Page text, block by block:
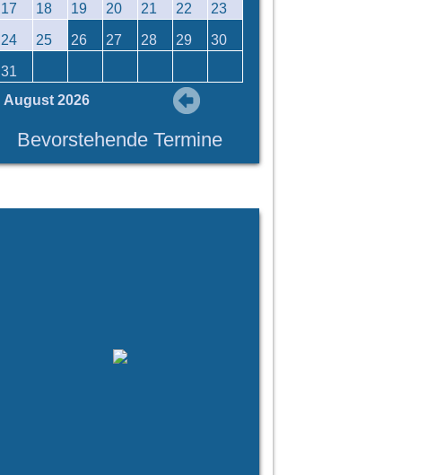
August 2026
17 18 19 20 21 22 23
24 25 26 27 28 29 30
31
Bevorstehende Termine